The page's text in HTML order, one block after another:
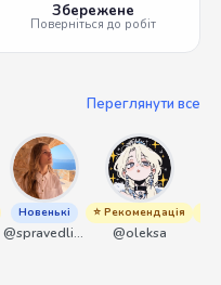
Збережене
Поверніться до робіт
Переглянути все
Новенькі
@spravedliwa
⭐ Рекомендація
@oleksa